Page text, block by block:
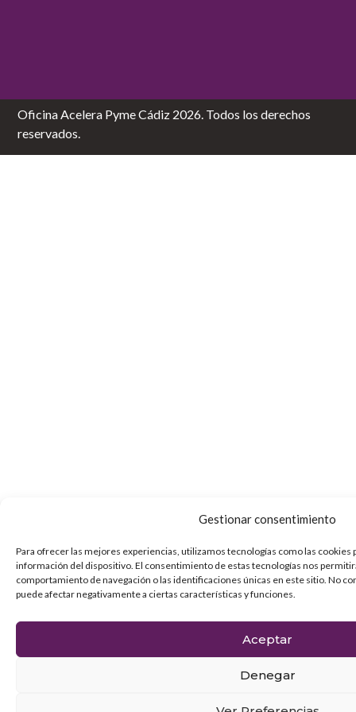
Gestionar consentimiento
Para ofrecer las mejores experiencias, utilizamos tecnologías como las cookies
información del dispositivo. El consentimiento de estas tecnologías nos
comportamiento de navegación o las identificaciones únicas en este sitio. No
puede afectar negativamente a ciertas características y funciones.
Aceptar
Denegar
Oficina Acelera Pyme Cádiz 2026. Todos los derechos
reservados.